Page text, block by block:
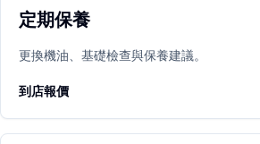
定期保養
更換機油、基礎檢查與保養建議。
到店報價